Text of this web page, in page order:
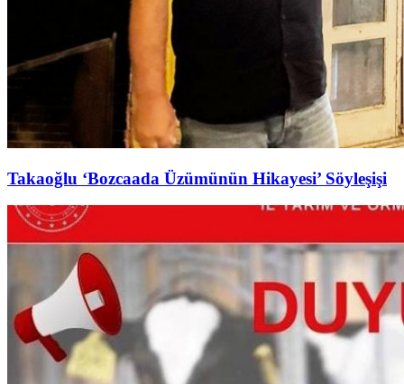
Takaoğlu ‘Bozcaada Üzümünün Hikayesi’ Söyleşişi